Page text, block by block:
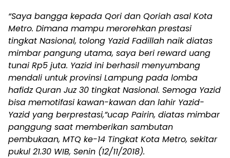
“Saya bangga kepada Qori dan Qoriah asal Kota
Metro. Dimana mampu merorehkan prestasi
tingkat Nasional, tolong Yazid Fadillah naik diatas
mimbar pangung utama, saya beri reward uang
tunai Rp5 juta. Yazid ini berhasil menyumbang
mendali untuk provinsi Lampung pada lomba
hafidz Quran Juz 30 tingkat Nasional. Semoga Yazid
bisa memotifasi kawan-kawan dan lahir Yazid-
Yazid yang berprestasi,”ucap Pairin, diatas mimbar
panggung saat memberikan sambutan
pembukaan, MTQ ke-14 Tingkat Kota Metro, sekitar
pukul 21.30 WIB, Senin (12/11/2018).